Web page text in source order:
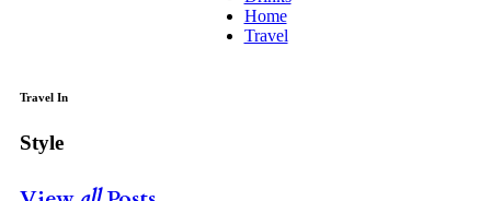
Home
Travel
Travel In
Style